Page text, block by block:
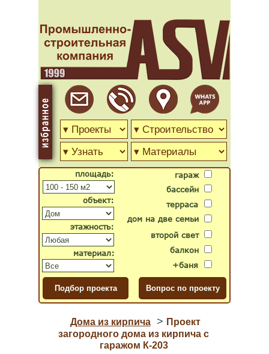
гараж
бассейн
второй свет
дом на две семьи
терраса
балкон
+баня
объект:
материал:
площадь:
этажность:
Дома из кирпича > Проект
загородного дома из кирпича с
гаражом К-203